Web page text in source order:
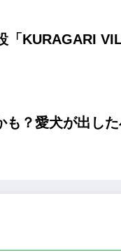
「KURAGARI
も？愛犬が出し